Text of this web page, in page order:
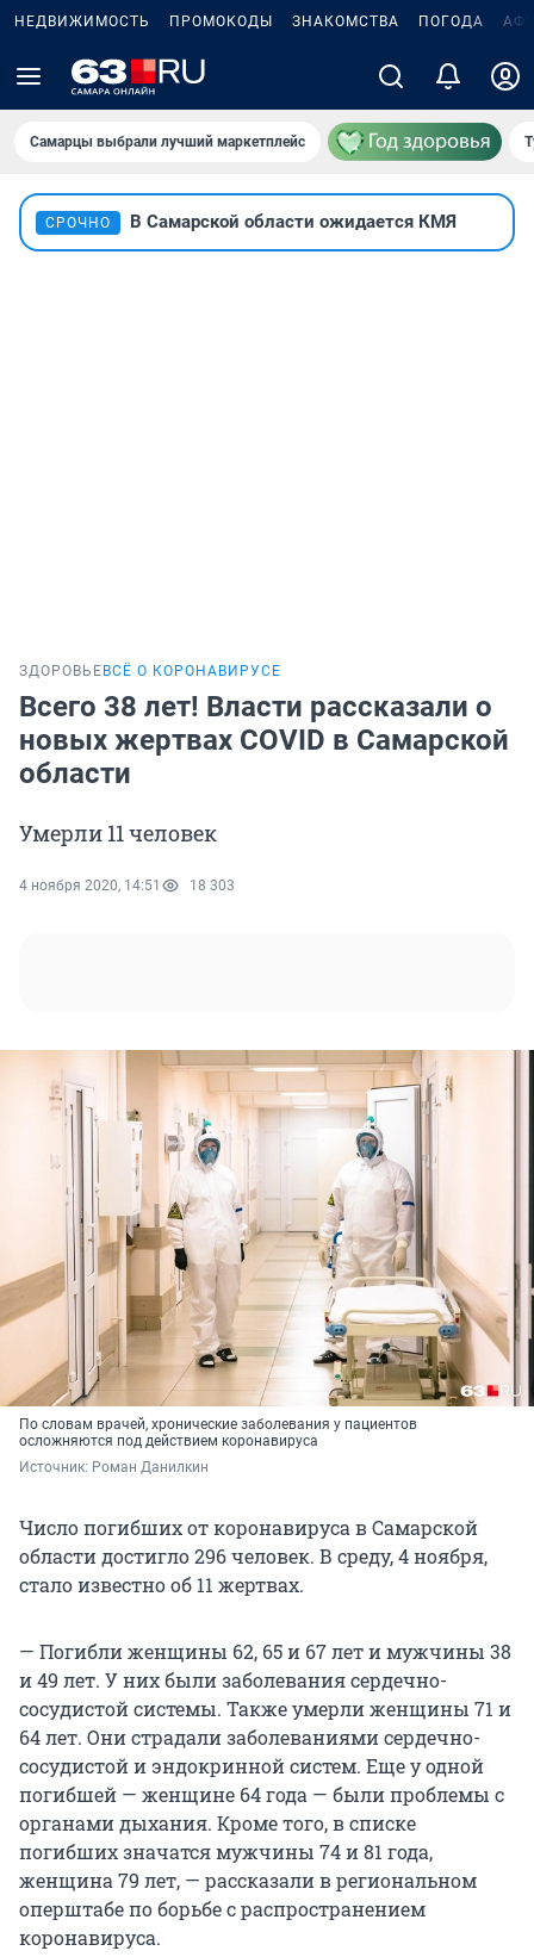
НЕДВИЖИМОСТЬ ПРОМОКОДЫ ЗНАКОМСТВА ПОГОДА
Самарцы выбрали лучший маркетплейс
СРОЧНО В Самарской области ожидается КМЯ
ЗДОРОВЬЕ ВСЁ О КОРОНАВИРУСЕ
Всего 38 лет! Власти рассказали о
новых жертвах COVID в Самарской
области
Умерли 11 человек
4 ноября 2020, 14:51 18 303
По словам врачей, хронические заболевания у пациентов
осложняются под действием коронавируса
Источник: Роман Данилкин
Число погибших от коронавируса в Самарской
области достигло 296 человек. В среду, 4 ноября,
стало известно об 11 жертвах.
— Погибли женщины 62, 65 и 67 лет и мужчины 38
и 49 лет. У них были заболевания сердечно-
сосудистой системы. Также умерли женщины 71 и
64 лет. Они страдали заболеваниями сердечно-
сосудистой и эндокринной систем. Еще у одной
погибшей — женщине 64 года — были проблемы с
органами дыхания. Кроме того, в списке
погибших значатся мужчины 74 и 81 года,
женщина 79 лет, — рассказали в региональном
оперштабе по борьбе с распространением
коронавируса.